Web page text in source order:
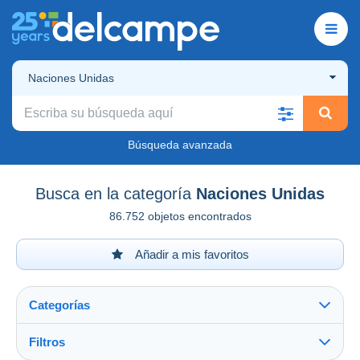
Naciones Unidas
Búsqueda avanzada
Busca en la categoría Naciones Unidas
86.752 objetos encontrados
Añadir a mis favoritos
Categorías
Filtros